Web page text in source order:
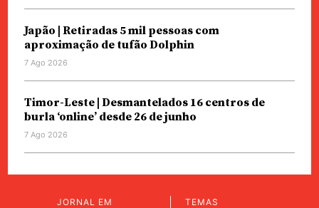
Japão | Retiradas 5 mil pessoas com
aproximação de tufão Dolphin
7 Ago 2026
Timor-Leste | Desmantelados 16 centros de
burla ‘online’ desde 26 de junho
7 Ago 2026
JORNAL EM
TEMAS